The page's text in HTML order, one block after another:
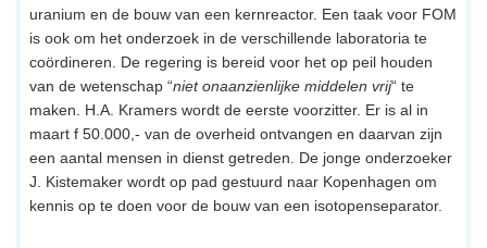
uranium en de bouw van een kernreactor. Een taak voor FOM
is ook om het onderzoek in de verschillende laboratoria te
coördineren. De regering is bereid voor het op peil houden
van de wetenschap “niet onaanzienlijke middelen vrij“ te
maken. H.A. Kramers wordt de eerste voorzitter. Er is al in
maart f 50.000,- van de overheid ontvangen en daarvan zijn
een aantal mensen in dienst getreden. De jonge onderzoeker
J. Kistemaker wordt op pad gestuurd naar Kopenhagen om
kennis op te doen voor de bouw van een isotopenseparator.